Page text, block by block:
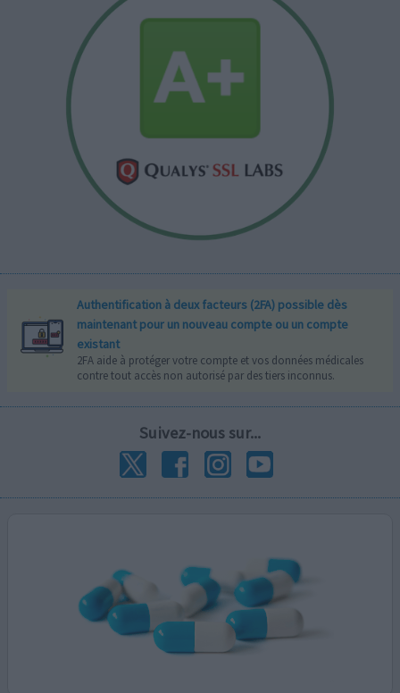
Authentification à deux facteurs (2FA) possible dès
maintenant pour un nouveau compte ou un compte
existant
2FA aide à protéger votre compte et vos données médicales
contre tout accès non autorisé par des tiers inconnus.
Suivez-nous sur...